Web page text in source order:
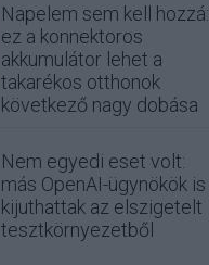
Napelem sem kell hozzá:
ez a konnektoros
akkumulátor lehet a
takarékos otthonok
következő nagy dobása
Nem egyedi eset volt:
más OpenAI-ügynökök is
kijuthattak az elszigetelt
tesztkörnyezetből